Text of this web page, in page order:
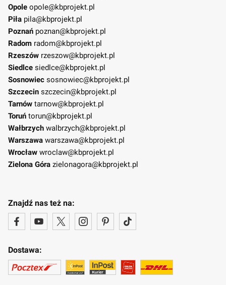
Opole opole@kbprojekt.pl
Piła pila@kbprojekt.pl
Poznań poznan@kbprojekt.pl
Radom radom@kbprojekt.pl
Rzeszów rzeszow@kbprojekt.pl
Siedlce siedlce@kbprojekt.pl
Sosnowiec sosnowiec@kbprojekt.pl
Szczecin szczecin@kbprojekt.pl
Tarnów tarnow@kbprojekt.pl
Toruń torun@kbprojekt.pl
Wałbrzych walbrzych@kbprojekt.pl
Warszawa warszawa@kbprojekt.pl
Wrocław wroclaw@kbprojekt.pl
Zielona Góra zielonagora@kbprojekt.pl
Znajdź nas też na:
Dostawa: